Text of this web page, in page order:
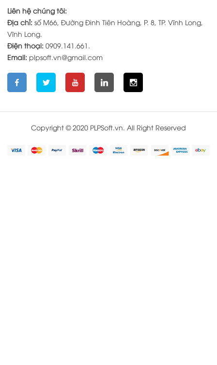
Liên hệ chúng tôi:
Địa chỉ: số M66, Đường Đinh Tiên Hoàng, P. 8, TP. Vĩnh Long,
Vĩnh Long.
Điện thoại: 0909.141.661.
Email: plpsoft.vn@gmail.com
Copyright © 2020 PLPSoft.vn. All Right Reserved